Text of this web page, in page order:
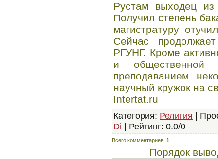
Рустам выходец из
Получил степень
магистратуру
Сейчас
РГУНГ. Кроме
и общественной
преподаванием
научный кружок на
Intertat.ru
Категория: Религия |
Di | Рейтинг: 0.0/0
Всего комментариев: 1
Порядок